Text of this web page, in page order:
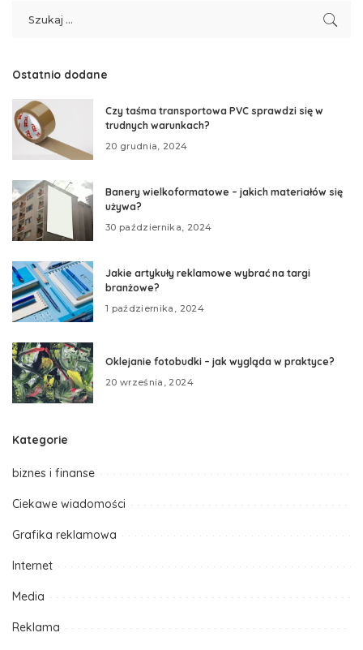
Ostatnio dodane
Czy taśma transportowa PVC sprawdzi się w
trudnych warunkach?
20 grudnia, 2024
Banery wielkoformatowe – jakich materiałów się
używa?
30 października, 2024
Jakie artykuły reklamowe wybrać na targi
branżowe?
1 października, 2024
Oklejanie fotobudki – jak wygląda w praktyce?
20 września, 2024
Kategorie
biznes i finanse
Ciekawe wiadomości
Grafika reklamowa
Internet
Media
Reklama